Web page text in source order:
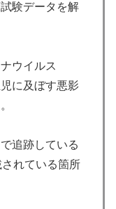
験データを解
ウイルス
に及ぼす悪影
追跡している
れている箇所